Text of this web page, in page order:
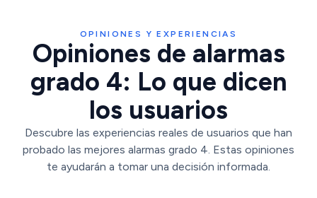
OPINIONES Y EXPERIENCIAS
Opiniones de alarmas
grado 4: Lo que dicen
los usuarios
Descubre las experiencias reales de usuarios que han
probado las mejores alarmas grado 4. Estas opiniones
te ayudarán a tomar una decisión informada.